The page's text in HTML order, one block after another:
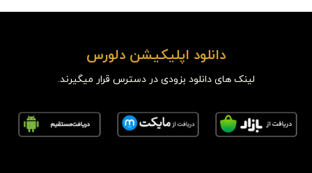
دانلود اپلیکیشن دلورس
لینک های دانلود بزودی در دسترس قرار میگیرند.